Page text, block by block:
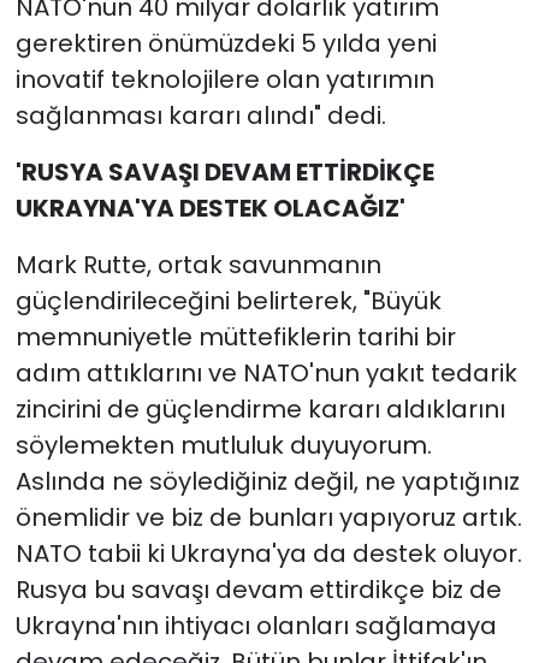
NATO'nun 40 milyar dolarlık yatırım
gerektiren önümüzdeki 5 yılda yeni
inovatif teknolojilere olan yatırımın
sağlanması kararı alındı" dedi.
'RUSYA SAVAŞI DEVAM ETTİRDİKÇE
UKRAYNA'YA DESTEK OLACAĞIZ'
Mark Rutte, ortak savunmanın
güçlendirileceğini belirterek, "Büyük
memnuniyetle müttefiklerin tarihi bir
adım attıklarını ve NATO'nun yakıt tedarik
zincirini de güçlendirme kararı aldıklarını
söylemekten mutluluk duyuyorum.
Aslında ne söylediğiniz değil, ne yaptığınız
önemlidir ve biz de bunları yapıyoruz artık.
NATO tabii ki Ukrayna'ya da destek oluyor.
Rusya bu savaşı devam ettirdikçe biz de
Ukrayna'nın ihtiyacı olanları sağlamaya